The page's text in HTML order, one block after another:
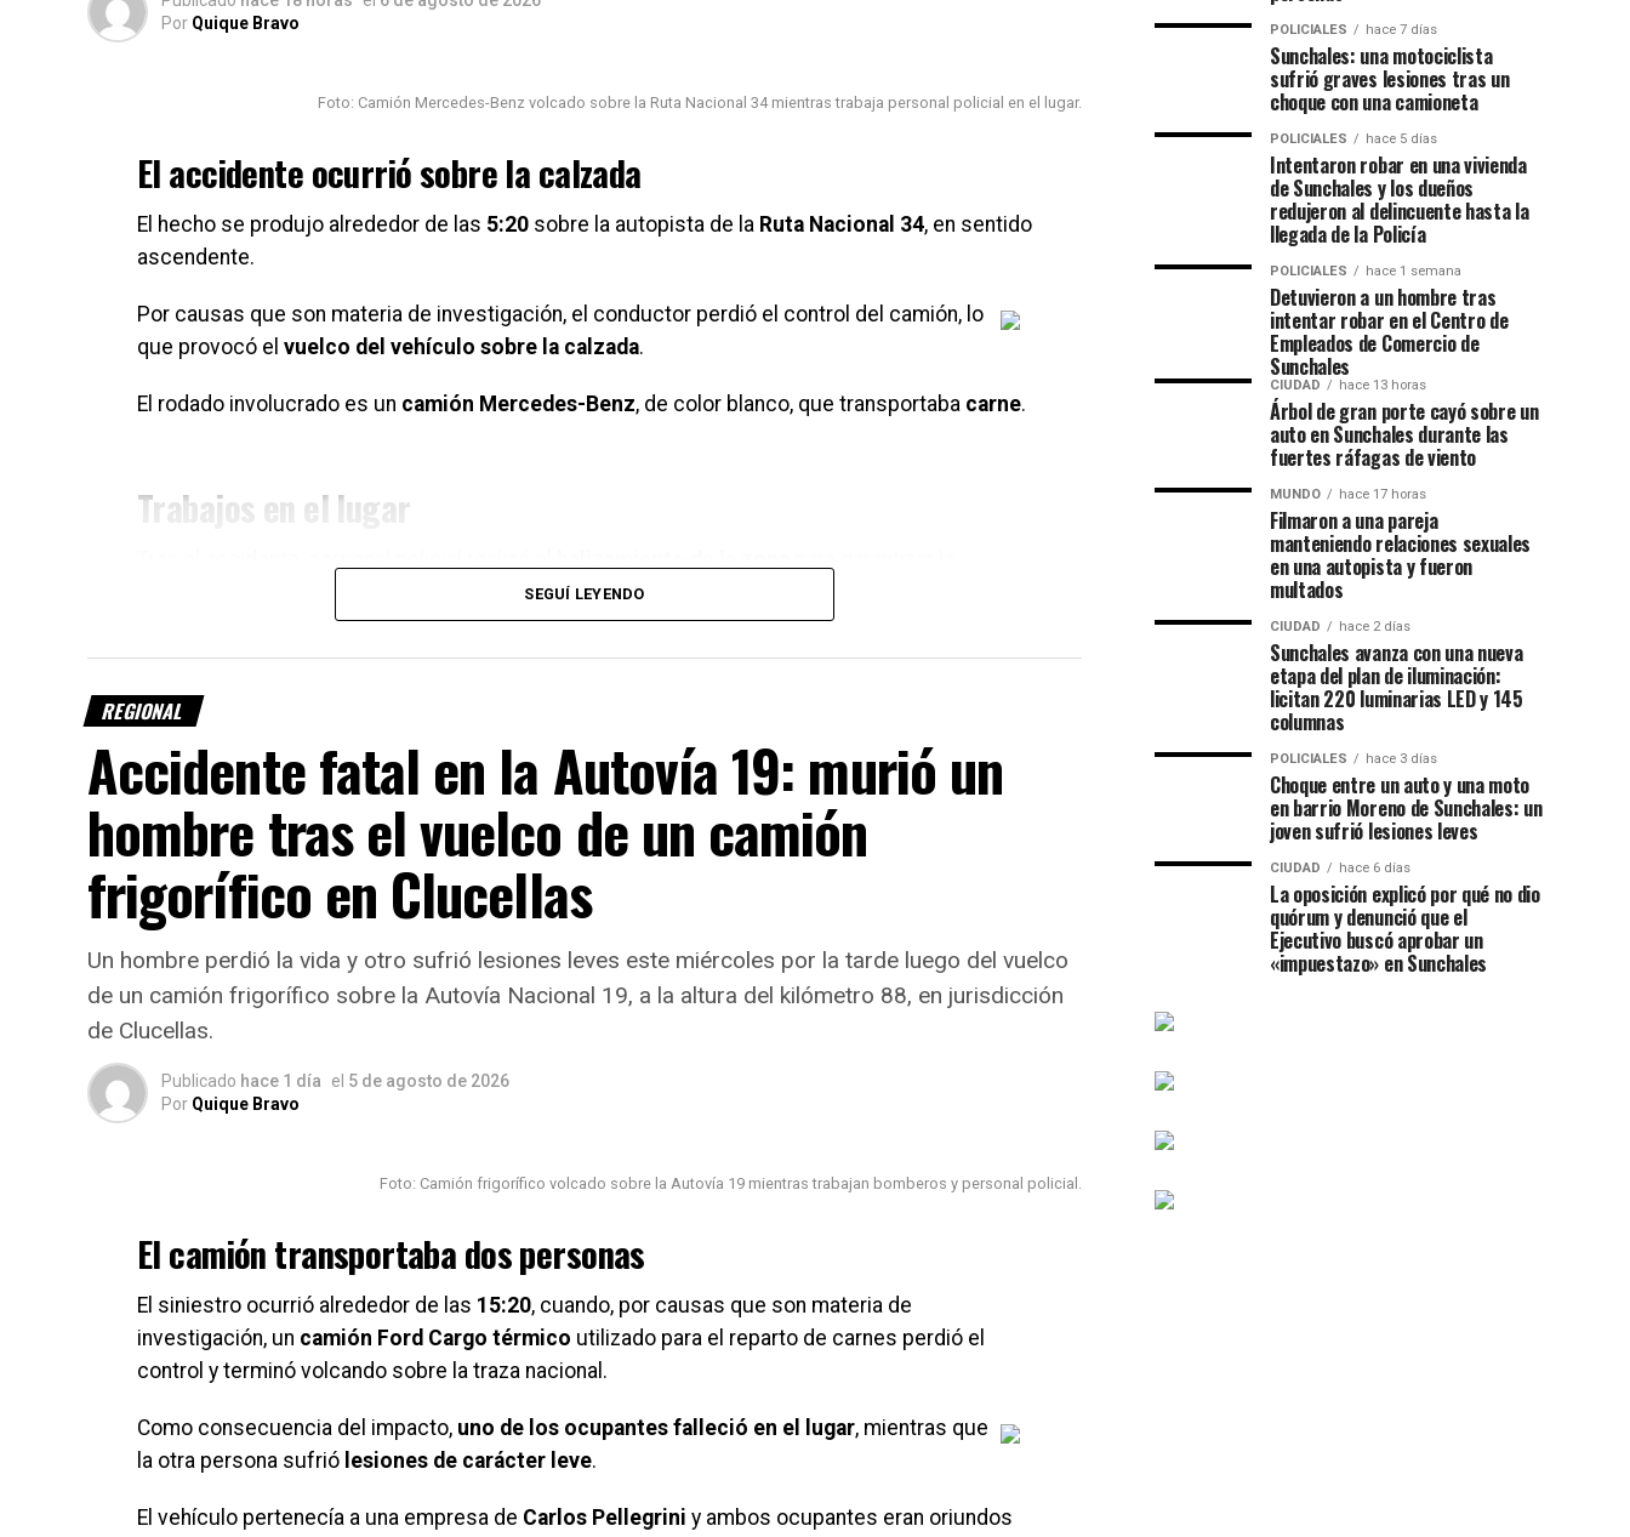
Por Quique Bravo
Foto: Camión Mercedes-Benz volcado sobre la Ruta Nacional 34 mientras trabaja personal policial en el lugar.
El accidente ocurrió sobre la calzada
El hecho se produjo alrededor de las 5:20 sobre la autopista de la Ruta Nacional 34, en sentido
ascendente.
Por causas que son materia de investigación, el conductor perdió el control del camión, lo
que provocó el vuelco del vehículo sobre la calzada.
El rodado involucrado es un camión Mercedes-Benz, de color blanco, que transportaba carne.
Trabajos en el lugar
seguridad del tránsito mientras se desarrollaban las tareas correspondientes.
Por Móvil Quique
SEGUÍ LEYENDO
REGIONAL
Accidente fatal en la Autovía 19: murió un
hombre tras el vuelco de un camión
frigorífico en Clucellas
Un hombre perdió la vida y otro sufrió lesiones leves este miércoles por la tarde luego del vuelco
de un camión frigorífico sobre la Autovía Nacional 19, a la altura del kilómetro 88, en jurisdicción
de Clucellas.
Publicado hace 1 día el 5 de agosto de 2026
Por Quique Bravo
Foto: Camión frigorífico volcado sobre la Autovía 19 mientras trabajan bomberos y personal policial.
El camión transportaba dos personas
El siniestro ocurrió alrededor de las 15:20, cuando, por causas que son materia de
investigación, un camión Ford Cargo térmico utilizado para el reparto de carnes perdió el
control y terminó volcando sobre la traza nacional.
Como consecuencia del impacto, uno de los ocupantes falleció en el lugar, mientras que
la otra persona sufrió lesiones de carácter leve.
El vehículo pertenecía a una empresa de Carlos Pellegrini y ambos ocupantes eran oriundos
POLICIALES hace 7 días
Sunchales: una motociclista
sufrió graves lesiones tras un
choque con una camioneta
POLICIALES hace 5 días
Intentaron robar en una vivienda
de Sunchales y los dueños
redujeron al delincuente hasta la
llegada de la Policía
POLICIALES hace 1 semana
Detuvieron a un hombre tras
intentar robar en el Centro de
Empleados de Comercio de
Sunchales
CIUDAD hace 13 horas
Árbol de gran porte cayó sobre un
auto en Sunchales durante las
fuertes ráfagas de viento
MUNDO hace 17 horas
Filmaron a una pareja
manteniendo relaciones sexuales
en una autopista y fueron
multados
CIUDAD hace 2 días
Sunchales avanza con una nueva
etapa del plan de iluminación:
licitan 220 luminarias LED y 145
columnas
POLICIALES hace 3 días
Choque entre un auto y una moto
en barrio Moreno de Sunchales: un
joven sufrió lesiones leves
CIUDAD hace 6 días
La oposición explicó por qué no dio
quórum y denunció que el
Ejecutivo buscó aprobar un
«impuestazo» en Sunchales